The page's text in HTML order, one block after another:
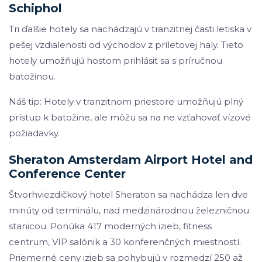
Schiphol
Tri ďalšie hotely sa nachádzajú v tranzitnej časti letiska v
pešej vzdialenosti od východov z príletovej haly. Tieto
hotely umožňujú hosťom prihlásiť sa s príručnou
batožinou.
Náš tip: Hotely v tranzitnom priestore umožňujú plný
prístup k batožine, ale môžu sa na ne vzťahovať vízové ​​
požiadavky.
Sheraton Amsterdam Airport Hotel and
Conference Center
Štvorhviezdičkový hotel Sheraton sa nachádza len dve
minúty od terminálu, nad medzinárodnou železničnou
stanicou. Ponúka 417 moderných izieb, fitness
centrum, VIP salónik a 30 konferenčných miestností.
Priemerné ceny izieb sa pohybujú v rozmedzí 250 až